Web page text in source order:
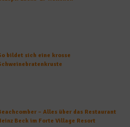
bildet sich eine krosse
– Alles über das Restaurant
Beck im Forte Village Resort